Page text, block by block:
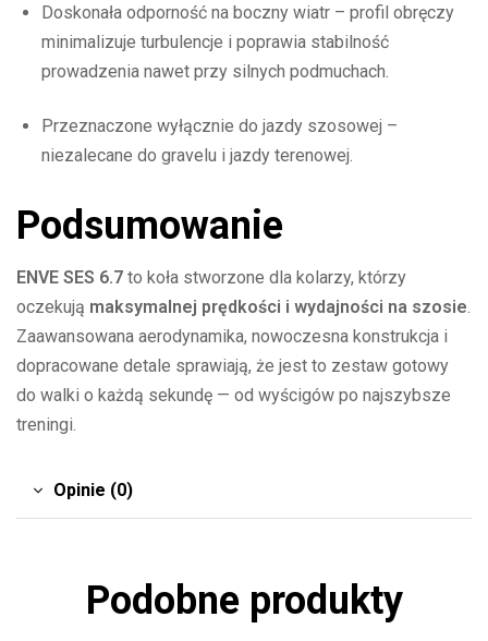
Doskonała odporność na boczny wiatr – profil obręczy
minimalizuje turbulencje i poprawia stabilność
prowadzenia nawet przy silnych podmuchach.
Przeznaczone wyłącznie do jazdy szosowej –
niezalecane do gravelu i jazdy terenowej.
Podsumowanie
ENVE SES 6.7 to koła stworzone dla kolarzy, którzy
oczekują maksymalnej prędkości i wydajności na szosie
Zaawansowana aerodynamika, nowoczesna konstrukcja i
dopracowane detale sprawiają, że jest to zestaw gotowy
do walki o każdą sekundę — od wyścigów po najszybsze
treningi.
Opinie (0)
Podobne produkty